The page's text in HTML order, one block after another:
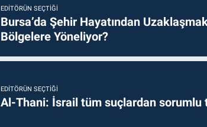
EDITÖRÜN SEÇTIĞI
Bursa’da Şehir Hayatından
Bölgelere Yöneliyor?
EDITÖRÜN SEÇTIĞI
Al-Thani: İsrail tüm suçlardan sorumlu